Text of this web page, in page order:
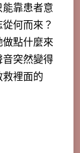
靠患者意
何而來？
點什麼來
突然變得
裡面的